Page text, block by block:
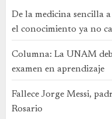
De la medicina sencilla
el conocimiento ya no
Columna: La UNAM
examen en aprendizaje
Fallece Jorge Messi,
Rosario